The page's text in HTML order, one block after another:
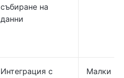
събиране на
данни
Интеграция с
Малки и